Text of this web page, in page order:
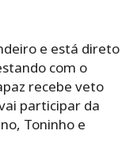
e está direto
com o
recebe veto
participar da
Toninho e